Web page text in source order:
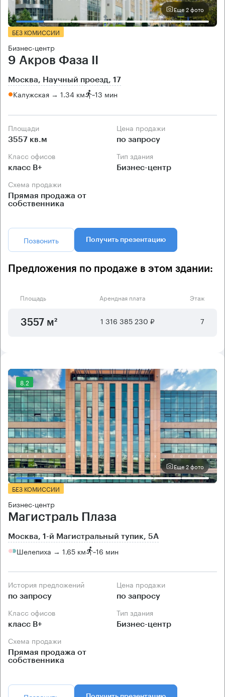
Еще 2 фото
БЕЗ КОМИССИИ
Бизнес-центр
9 Акров Фаза II
Москва, Научный проезд, 17
Калужская → 1.34 км ~13 мин
Площади
3557 кв.м
Цена продажи
по запросу
Класс офисов
класс B+
Тип здания
Бизнес-центр
Схема продажи
Прямая продажа от
собственника
Позвонить Получить презентацию
Предложения по продаже в этом здании:
Площадь Арендная плата Этаж
3557 м² 1 316 385 230 ₽ 7
8.2
Еще 2 фото
БЕЗ КОМИССИИ
Бизнес-центр
Магистраль Плаза
Москва, 1-й Магистральный тупик, 5А
Шелепиха → 1.65 км ~16 мин
История предложений
по запросу
Цена продажи
по запросу
Класс офисов
класс B+
Тип здания
Бизнес-центр
Схема продажи
Прямая продажа от
собственника